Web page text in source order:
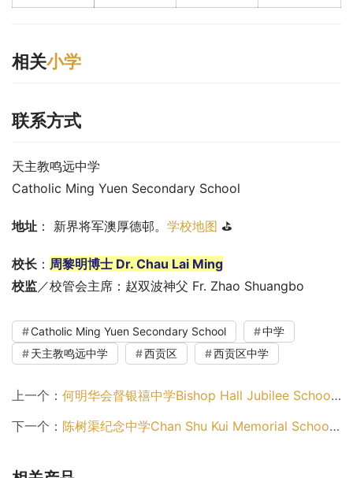
相关小学
联系方式
天主教鸣远中学
Catholic Ming Yuen Secondary School
地址 ： 新界将军澳厚德邨。 学校地图 ⛳
校长 ： 周黎明博士 Dr. Chau Lai Ming
校监／校管会主席：赵双波神父 Fr. Zhao Shuangbo
Catholic Ming Yuen Secondary School
中学
天主教鸣远中学
西贡区 西贡区中学
上一个： 何明华会督银禧中学Bishop Hall Jubilee School（九龙城区中学）
下一个： 陈树渠纪念中学Chan Shu Kui Memorial School（深水埗区中学）